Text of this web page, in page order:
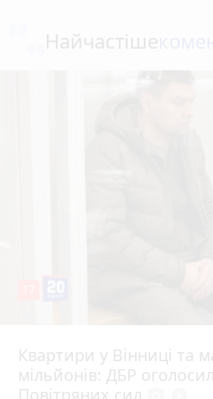
Найчастіше
Квартири у Вінниці та
мільйонів: ДБР
6 серпня 2026 р.